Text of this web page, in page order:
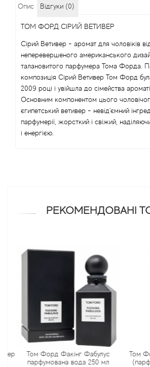
Опис Відгуки (0)
ТОМ ФОРД СІРИЙ ВЕТИВЕР
Сірий Ветивер - аромат для чоловіків
неперевершеного американського
талановитого парфумера Тома Форда.
композиція Сірий Ветивер Том Форд
2009 році і увійшла до сімейства
Основним компонентом цього
єгипетський ветивер - невід'ємний
парфумерії, жорсткий і свіжий,
і енергією.
РЕКОМЕНДОВАНІ
Том Форд Факінг Фабулус
парфумована вода 250 мл
Том
Aramis
Ariana Grande
Armaf
Armand Basi
Asgharali
Atelier Flou
Athena's